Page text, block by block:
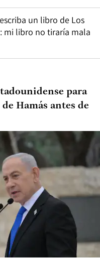
un libro de Los
mi libro no tiraría mala
para
Hamás antes de